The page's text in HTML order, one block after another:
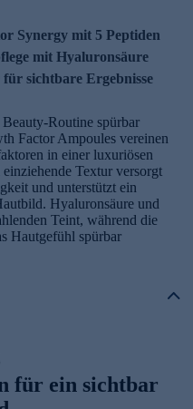
Synergy mit 5 Peptiden
mit Hyaluronsäure
sichtbare Ergebnisse
Routine spürbar
Factor Ampoules vereinen
in einer luxuriösen
Textur versorgt
und unterstützt ein
Hyaluronsäure und
Teint, während die
Hautgefühl spürbar
für ein sichtbar